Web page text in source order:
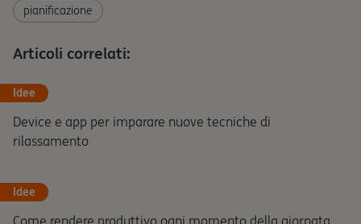
pianificazione
Articoli correlati:
Idee
Device e app per imparare nuove tecniche di
rilassamento
Idee
Come rendere produttivo ogni momento della giornata